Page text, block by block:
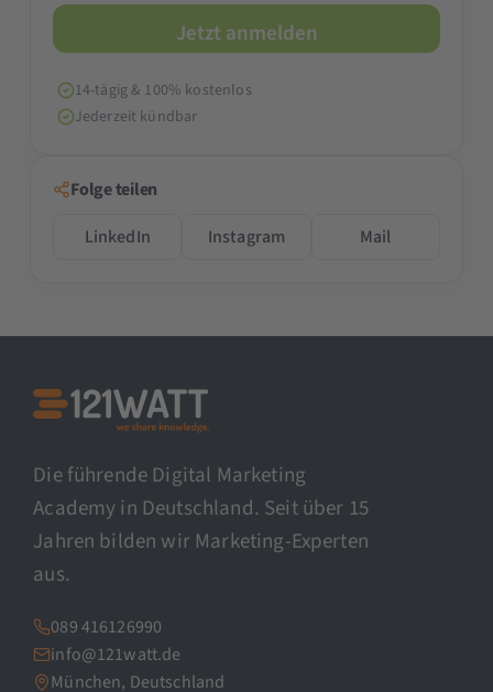
14-tägig & 100% kostenlos
Jederzeit kündbar
Folge teilen
LinkedIn
Instagram Mail
Die führende Digital Marketing
Academy in Deutschland. Seit über 15
Jahren bilden wir Marketing-Experten
aus.
089 416126990
info@121watt.de
München, Deutschland